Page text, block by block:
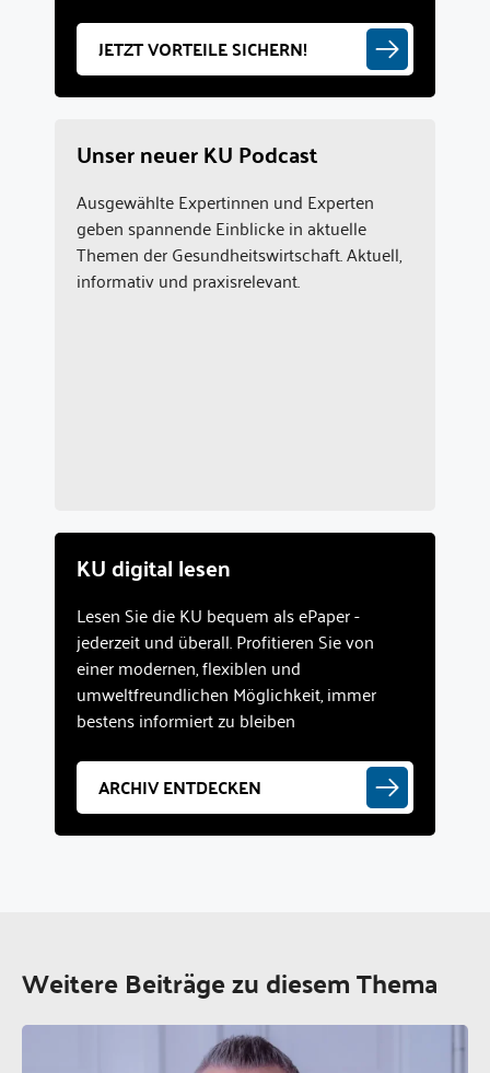
JETZT VORTEILE SICHERN!
Unser neuer KU Podcast
Ausgewählte Expertinnen und Experten
geben spannende Einblicke in aktuelle
Themen der Gesundheitswirtschaft. Aktuell,
informativ und praxisrelevant.
KU digital lesen
Lesen Sie die KU bequem als ePaper -
jederzeit und überall. Profitieren Sie von
einer modernen, flexiblen und
umweltfreundlichen Möglichkeit, immer
bestens informiert zu bleiben
ARCHIV ENTDECKEN
Weitere Beiträge zu diesem Thema